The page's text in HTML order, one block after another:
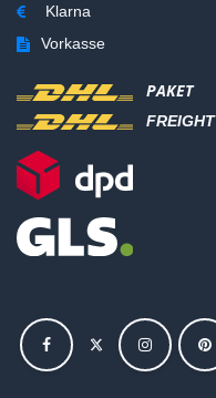
Klarna
Vorkasse
PAKET
FREIGHT